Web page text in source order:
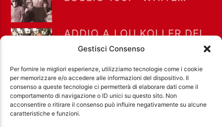
Gestisci Consenso
Per fornire le migliori esperienze, utilizziamo tecnologie come i cookie
per memorizzare e/o accedere alle informazioni del dispositivo. Il
consenso a queste tecnologie ci permetterà di elaborare dati come il
comportamento di navigazione o ID unici su questo sito. Non
acconsentire o ritirare il consenso può influire negativamente su alcune
caratteristiche e funzioni.
BILLBOARD HOT 100
ADDIO A LOU KOLLER DEI
SICK OF IT ALL, PIONIERI
DELLA SCENA PUNK
HARDCORE
Ass. Cult. Dissociazione - Codice fiscale: